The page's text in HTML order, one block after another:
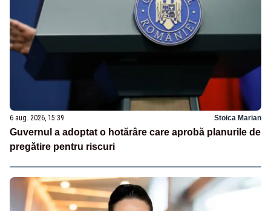
6 aug. 2026, 15:39 Stoica Marian
Guvernul a adoptat o hotărâre care aprobă planurile de
pregătire pentru riscuri